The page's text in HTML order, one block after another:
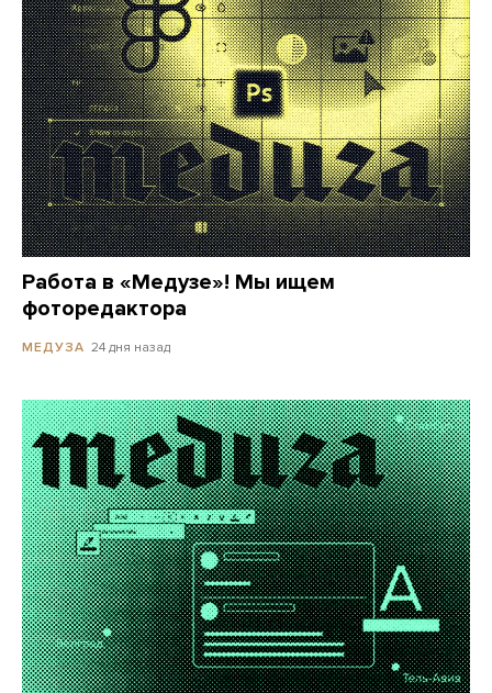
Работа в «Медузе»! Мы ищем
фоторедактора
МЕДУЗА 24 дня назад